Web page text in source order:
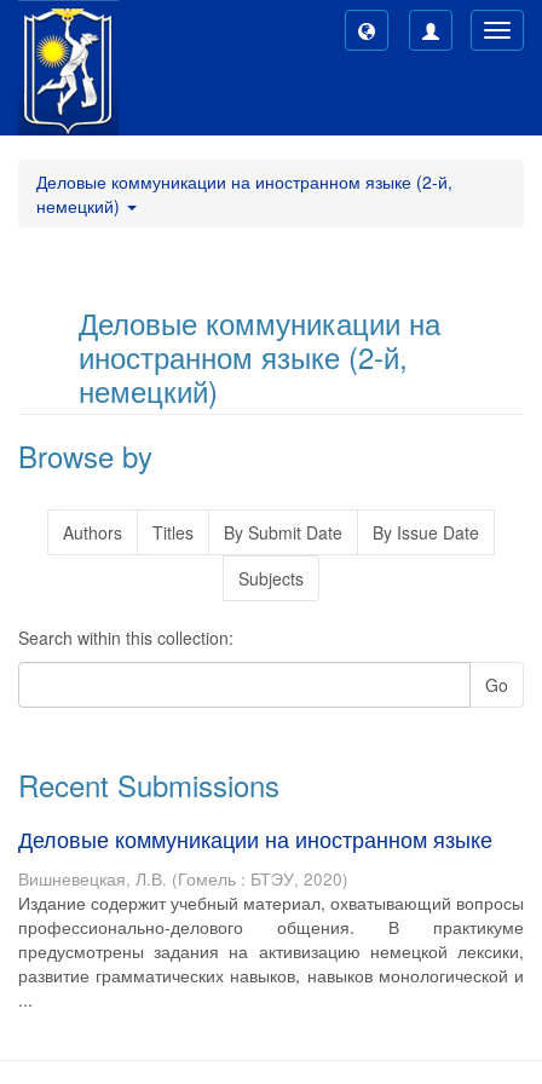
Деловые коммуникации на иностранном языке (2-й,
немецкий)
Деловые коммуникации на
иностранном языке (2-й,
немецкий)
Browse by
Authors Titles By Submit Date
By Issue Date
Subjects
Search within this collection:
Go
Recent Submissions
Деловые коммуникации на иностранном языке
Вишневецкая, Л.В. (Гомель : БТЭУ, 2020)
Издание содержит учебный материал, охватывающий вопросы
профессионально-делового общения. В практикуме
предусмотрены задания на активизацию немецкой лексики,
развитие грамматических навыков, навыков монологической и
...